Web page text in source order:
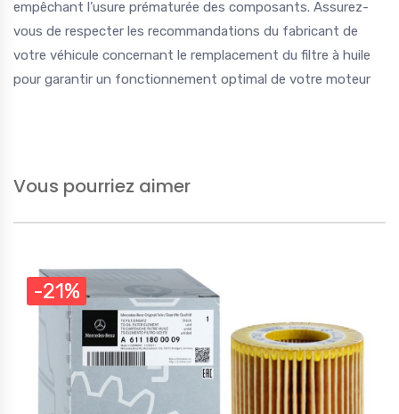
empêchant l’usure prématurée des composants. Assurez-
vous de respecter les recommandations du fabricant de
votre véhicule concernant le remplacement du filtre à huile
pour garantir un fonctionnement optimal de votre moteur
Vous pourriez aimer
-21%